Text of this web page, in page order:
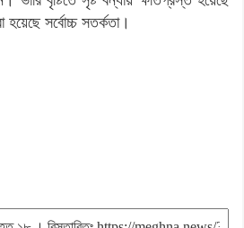
সর্বোচ্চ সতর্কতা।